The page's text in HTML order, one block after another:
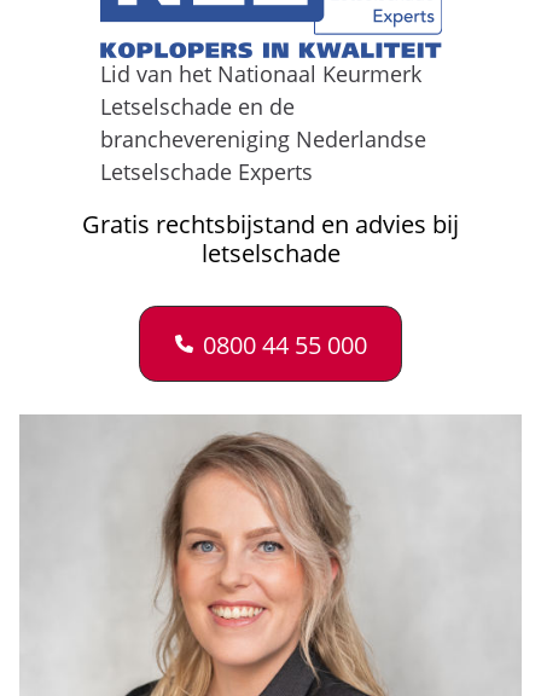
Lid van het Nationaal Keurmerk
Letselschade en de
branchevereniging Nederlandse
Letselschade Experts
Gratis rechtsbijstand en advies bij
letselschade
0800 44 55 000